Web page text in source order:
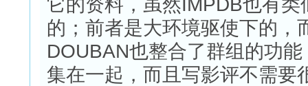
它的资料，虽然IMPDB也有
的；前者是大环境驱使下的，
DOUBAN也整合了群组的功
集在一起，而且写影评不需要